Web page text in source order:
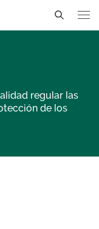
regular las
de los